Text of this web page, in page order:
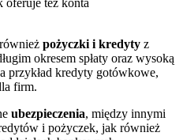
oferuje też konta
pożyczki i kredyty z
okresem spłaty oraz wysoką
przykład kredyty gotówkowe,
firm.
ubezpieczenia, między innymi
i pożyczek, jak również